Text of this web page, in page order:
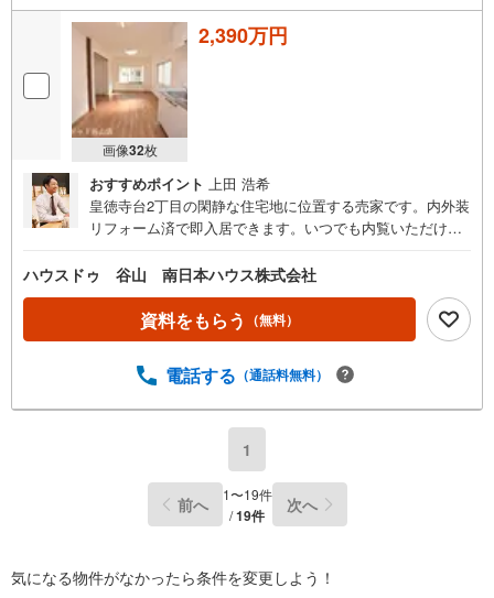
画像32枚
2,390万円
おすすめポイント 上田 浩希
皇徳寺台2丁目の閑静な住宅地に位置する売家です。内外装
リフォーム済で即入居できます。いつでも内覧いただけま
ハウスドゥ 谷山 南日本ハウス株式会社
資料をもらう （無料）
電話する （通話料無料）
1
前へ 1〜19件
/19件 次へ
気になる物件がなかったら条件を変更しよう！